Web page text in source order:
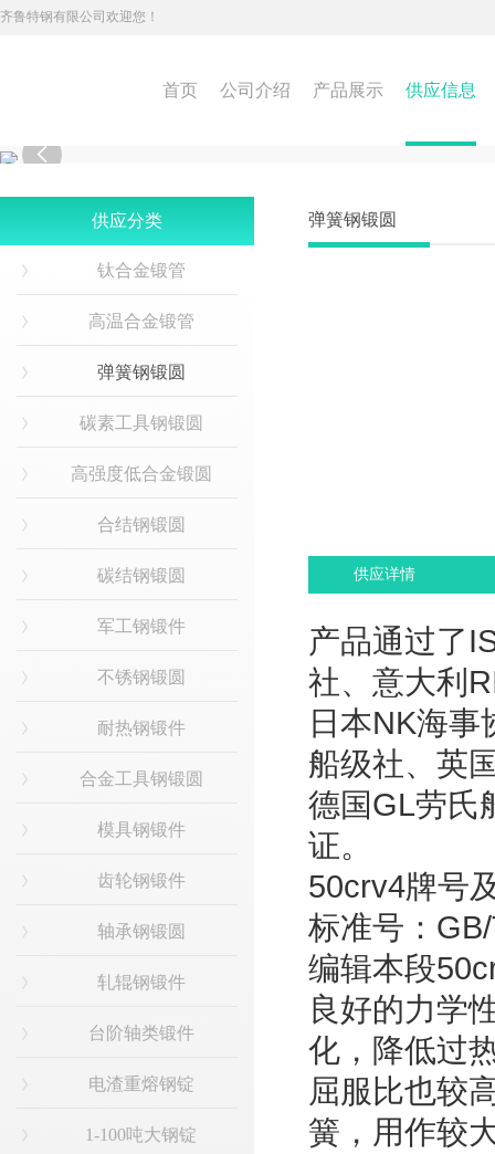
齐鲁特钢有限公司欢迎您！
首页 公司介绍 产品展示 供应信息

供应分类
钛合金锻管
高温合金锻管
弹簧钢锻圆
碳素工具钢锻圆
高强度低合金锻圆
合结钢锻圆
碳结钢锻圆
军工钢锻件
不锈钢锻圆
耐热钢锻件
合金工具钢锻圆
模具钢锻件
齿轮钢锻件
轴承钢锻圆
轧辊钢锻件
台阶轴类锻件
电渣重熔钢锭
1-100吨大钢锭
弹簧钢锻圆
供应详情
产品通过了
社、意大利
日本NK海
船级社、英
德国GL劳氏
证。
50crv4牌号
标准号：
编辑本段
良好的力学
化，降低过
屈服比也较
簧，用作较